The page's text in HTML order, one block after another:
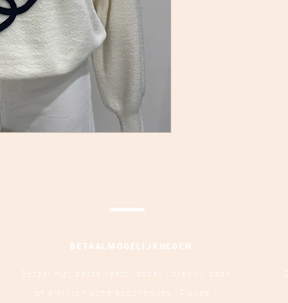
BETAALMOGELIJKHEDEN
Betaal met betaalkaart (debet | credit),
cash
of elektronische ecocheques (Pluxee /